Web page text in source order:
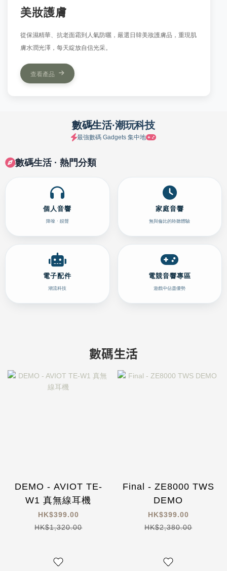
美妝護膚
從保濕精華、抗老面霜到人氣防曬，嚴選日韓美妝護膚品，重現肌
膚水潤光澤，每天綻放自信光采。
查看產品
數碼生活·潮玩科技
最強數碼 Gadgets 集中地
數碼生活 · 熱門分類
個人音響
降噪 · 靚聲
家庭音響
無與倫比的聆聽體驗
電子配件
潮流科技
電競音響專區
遊戲中佔盡優勢
數碼生活
DEMO - AVIOT TE-
W1 真無線耳機
HK$399.00
HK$1,320.00
Final - ZE8000 TWS
DEMO
HK$399.00
HK$2,380.00